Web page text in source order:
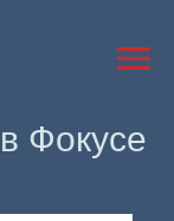
Фокусе